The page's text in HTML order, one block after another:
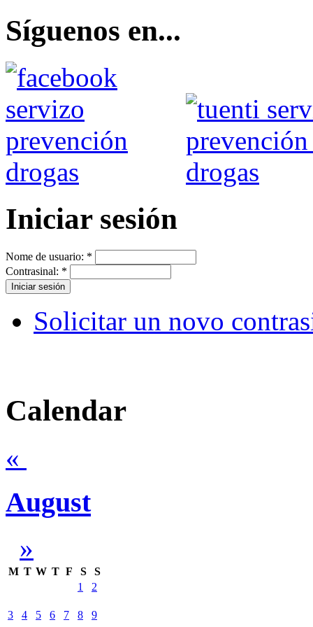
Síguenos en...
Iniciar sesión
Nome de usuario: *
Contrasinal: *
Solicitar un novo
Calendar
«
August
»
M T W T F S
S
1
2
3 4 5 6 7 8 9